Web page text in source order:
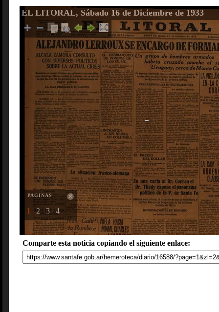
EL LITORAL, Sábado 16 de Diciembre de 1933
PAGINAS
1 2 3 4
Comparte esta noticia copiando el siguiente enlace: